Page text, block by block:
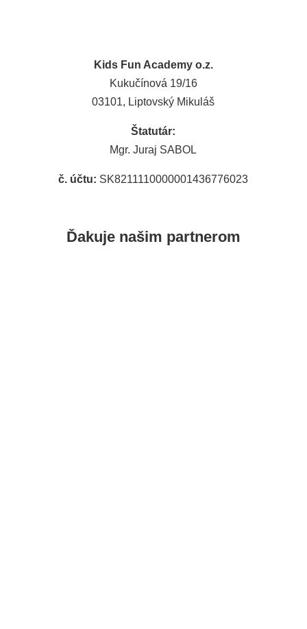
Kids Fun Academy o.z.
Kukučínová 19/16
03101, Liptovský Mikuláš
Štatutár:
Mgr. Juraj SABOL
č. účtu: SK8211110000001436776023
Ďakuje našim partnerom